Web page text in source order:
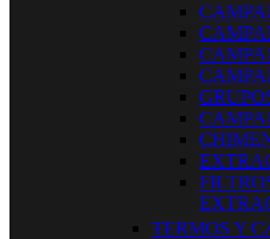
TERMOS Y